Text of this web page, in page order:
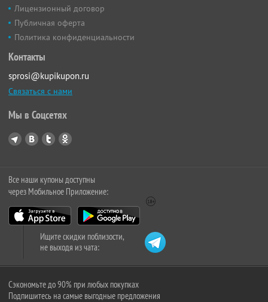
Лицензионный договор
Публичная оферта
Политика конфиденциальности
Контакты
sprosi@kupikupon.ru
Связаться с нами
Мы в Соцсетях
Все наши купоны доступны
через Мобильное Приложение:
Ищите скидки поблизости,
не выходя из чата:
Сэкономьте до 90% при любых покупках
Подпишитесь на самые выгодные предложения